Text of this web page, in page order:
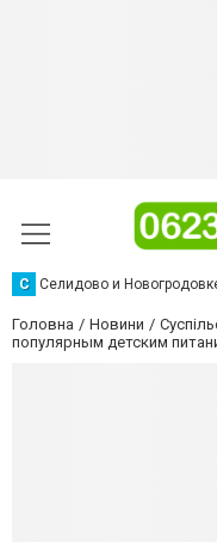
С Селидово и
Головна Новини
популярным детским